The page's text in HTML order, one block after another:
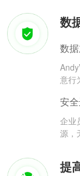
数
数
意行
安
企业
源，
提